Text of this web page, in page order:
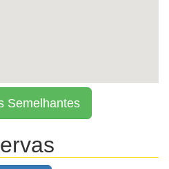
Semelhantes